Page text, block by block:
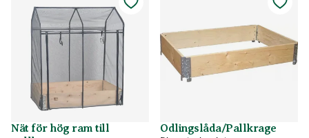
Nät för hög ram till
Odlingslåda/Pallkrage